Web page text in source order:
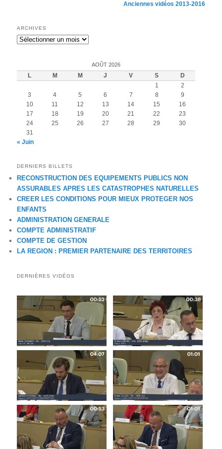
Anciennes vidéos 2013-2016
ARCHIVES
Archives
AOÛT 2026
L M M J V S
D
1
2
3
4 5 6 7 8
9
10
11 12 13 14 15
16
17
18 19 20 21 22
23
24
25 26 27 28 29
30
31
« Juin
DERNIERS BILLETS
RECONSTRUCTION DES EQUIPEMENTS PUBLICS NON
ASSURABLES APRES LES CATASTROPHES NATURELLES
CREER LES CONDITIONS POUR MIEUX PROTEGER NOS
ENFANTS
ADMINISTRATION GENERALE
COMPTE ADMINISTRATIF
COMPTE DE GESTION
LA REGION : PREMIER PARTENAIRE DES TERRITOIRES
DERNIÈRES VIDÉOS